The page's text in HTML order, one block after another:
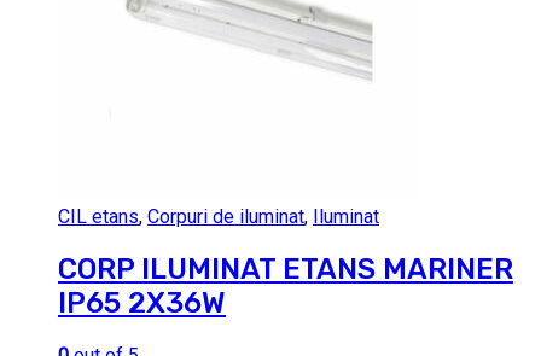
CIL etans, Corpuri de iluminat, Iluminat
CORP ILUMINAT ETANS MARINER
IP65 2X36W